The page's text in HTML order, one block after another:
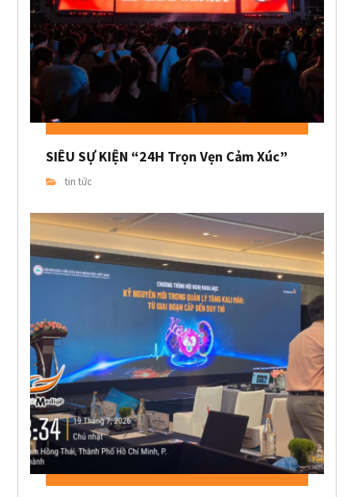
SIÊU SỰ KIỆN “24H Trọn Vẹn Cảm Xúc”
tin tức